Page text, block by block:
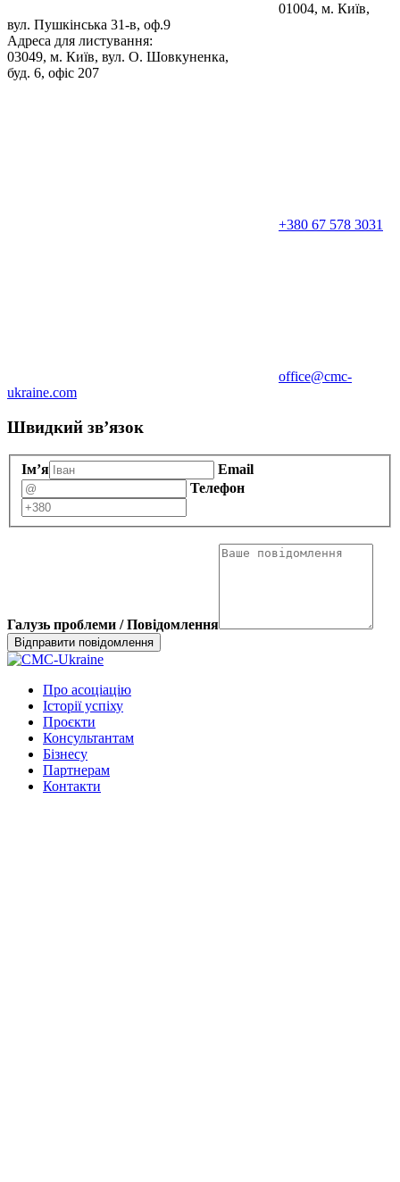
01004, м. Київ,
вул. Пушкінська 31-в, оф.9
Адреса для листування:
03049, м. Київ, вул. О. Шовкуненка,
буд. 6, офіс 207
+380 67 578 3031
office@cmc-
ukraine.com
Швидкий зв’язок
Ім’я
Email
Телефон
Галузь проблеми / Повідомлення
Про асоціацію
Історії успіху
Проєкти
Консультантам
Бізнесу
Партнерам
Контакти